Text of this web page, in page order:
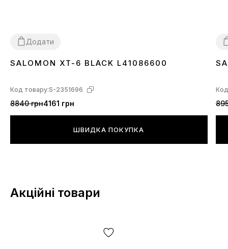
Додати
4041 42 43 44 45
SALOMON XT-6 BLACK L41086600
Код товару:S-2351696
8840 грн4161 грн
ШВИДКА ПОКУПКА
Акційні товари